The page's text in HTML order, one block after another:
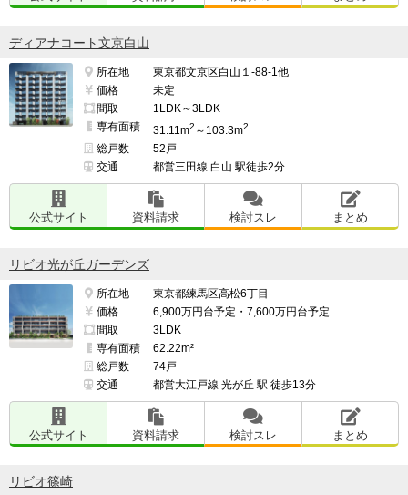
ディアナコート文京白山
所在地
東京都文京区白山１-88-1他
価格
未定
間取
1LDK～3LDK
専有面積
31.11m2 ～103.3m2
総戸数
52戸
交通
都営三田線 白山 駅徒歩2分
公式サイト 資料請求 検討スレ まとめ
リビオ光が丘ガーデンズ
所在地
東京都練馬区高松6丁目
価格
6,900万円台予定・7,600万円台予定
間取
3LDK
専有面積
62.22m²
総戸数
74戸
交通
都営大江戸線 光が丘 駅 徒歩13分
公式サイト 資料請求 検討スレ まとめ
リビオ篠崎